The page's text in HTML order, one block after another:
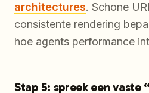
architectures. Schone
consistente rendering
hoe agents performance
Stap 5: spreek een